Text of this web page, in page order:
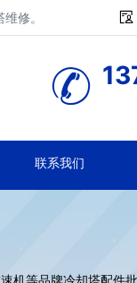
修。
联系我们
等品牌冷却塔配件